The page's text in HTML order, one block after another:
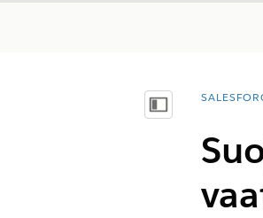
Näytä sisällysluettelo
Olet